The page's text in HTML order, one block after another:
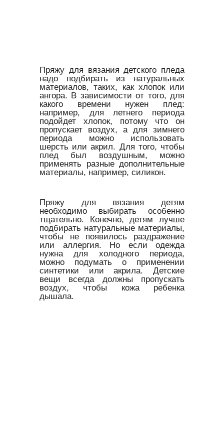
Пряжу для вязания детского пледа
надо подбирать из натуральных
материалов, таких, как хлопок или
ангора. В зависимости от того, для
какого времени нужен плед:
например, для летнего периода
подойдет хлопок, потому что он
пропускает воздух, а для зимнего
периода можно использовать
шерсть или акрил. Для того, чтобы
плед был воздушным, можно
применять разные дополнительные
материалы, например, силикон.
Пряжу для вязания детям
необходимо выбирать особенно
тщательно. Конечно, детям лучше
подбирать натуральные материалы,
чтобы не появилось раздражение
или аллергия. Но если одежда
нужна для холодного периода,
можно подумать о применении
синтетики или акрила. Детские
вещи всегда должны пропускать
воздух, чтобы кожа ребенка
дышала.